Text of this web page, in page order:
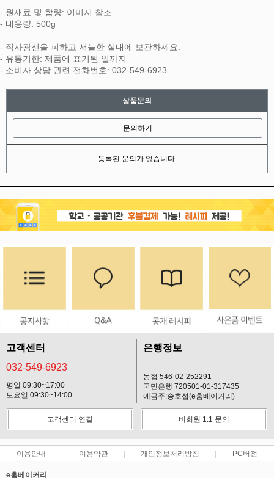
- 원재료 및 함량: 이미지 참조
- 내용량: 500g
- 직사광선을 피하고 서늘한 실내에 보관하세요.
- 유통기한: 제품에 표기된 일까지
- 소비자 상담 관련 전화번호: 032-549-6923
상품문의
문의하기
등록된 문의가 없습니다.
고객센터
032-549-6923
평일 09:30~17:00
토요일 09:30~14:00
은행정보
농협 546-02-252291
국민은행 720501-01-317435
예금주:송호섭(e홈베이커리)
고객센터 연결 비회원 1:1 문의
이용안내 이용약관 개인정보처리방침 PC버전
e홈베이커리